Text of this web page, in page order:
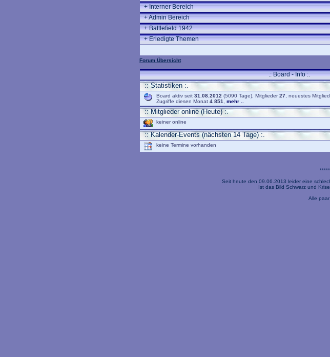
+ Interner Bereich
+Admin Bereich
+ Battlefield 1942
+ Erledigte Themen
Forum Übersicht
.: Board - Info :.
:: Statistiken :.
Board aktiv seit 31.08.2012 (5090 Tage), Mitglieder27 , neuestes Mitglied
Zugriffe diesen Monat 4 851 mehr ..
:: Mitglieder online (Heute) :.
keiner online
:: Kalender-Events (nächsten 14 Tage) :.
keine Termine vorhanden
Seit heute den 09.06.2013 leider eine
Ist das Bild Schwarz und
Alle